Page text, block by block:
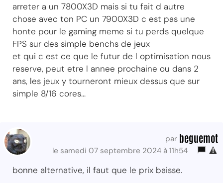
arreter a un 7800X3D mais si tu fait d autre
chose avec ton PC un 7900X3D c est pas une
honte pour le gaming meme si tu perds quelque
FPS sur des simple benchs de jeux
et qui c est ce que le futur de l optimisation nous
reserve, peut etre l annee prochaine ou dans 2
ans, les jeux y tourneront mieux dessus que sur
simple 8/16 cores...
par beguemot
le samedi 07 septembre 2024 à 11h54
bonne alternative, il faut que le prix baisse.